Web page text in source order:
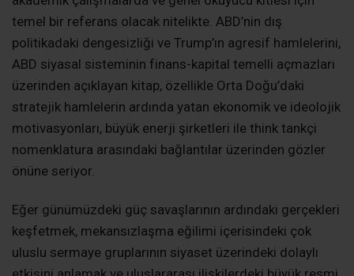
temel bir referans olacak nitelikte. ABD’nin dış
politikadaki dengesizliği ve Trump’ın agresif hamlelerini,
ABD siyasal sisteminin finans-kapital temelli açmazları
üzerinden açıklayan kitap, özellikle Orta Doğu’daki
stratejik hamlelerin ardında yatan ekonomik ve ideolojik
motivasyonları, büyük enerji şirketleri ile think tankçi
nomenklatura arasındaki bağlantılar üzerinden gözler
önüne seriyor.
Eğer günümüzdeki güç savaşlarının ardındaki gerçekleri
keşfetmek, mekansızlaşma eğilimi içerisindeki çok
uluslu sermaye gruplarının siyaset üzerindeki dolaylı